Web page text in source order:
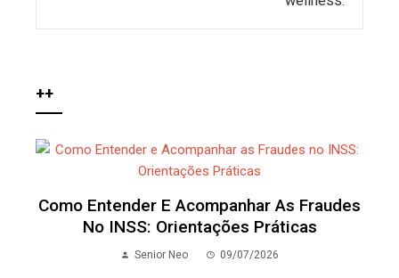
++
Como Entender E Acompanhar As Fraudes
No INSS: Orientações Práticas
Senior Neo 09/07/2026